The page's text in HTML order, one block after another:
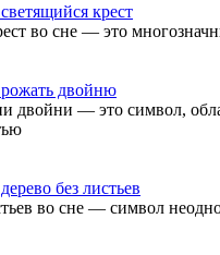
крест
во сне — это
двойню
двойни — это символ,
без листьев
во сне — символ